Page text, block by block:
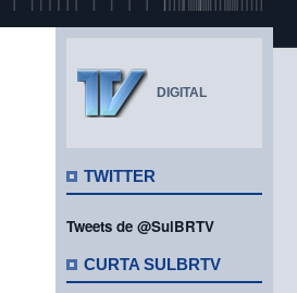
DIGITAL
TWITTER
Tweets de @SulBRTV
CURTA SULBRTV